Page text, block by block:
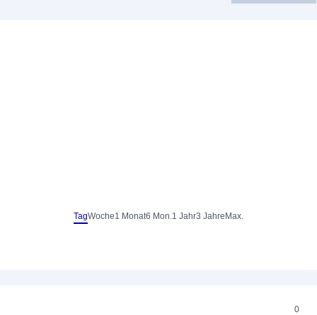
TagWoche1 Monat6 Mon.1 Jahr3 Jahre Max.
0